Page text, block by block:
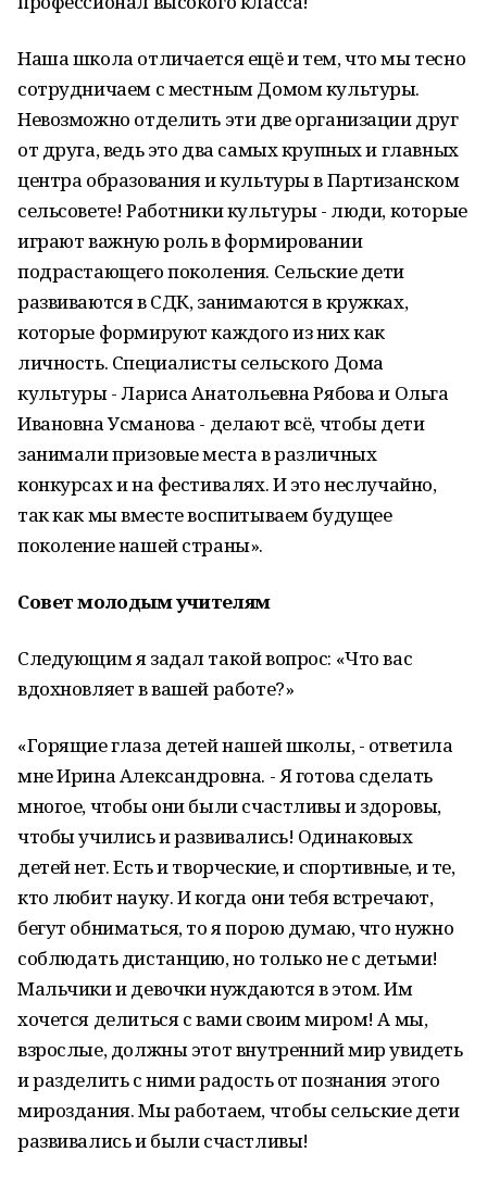
Наша школа отличается ещё и тем, что мы тесно
сотрудничаем с местным Домом культуры.
Невозможно отделить эти две организации друг
от друга, ведь это два самых крупных и главных
центра образования и культуры в Партизанском
сельсовете! Работники культуры - люди, которые
играют важную роль в формировании
подрастающего поколения. Сельские дети
развиваются в СДК, занимаются в кружках,
которые формируют каждого из них как
личность. Специалисты сельского Дома
культуры - Лариса Анатольевна Рябова и Ольга
Ивановна Усманова - делают всё, чтобы дети
занимали призовые места в различных
конкурсах и на фестивалях. И это неслучайно,
так как мы вместе воспитываем будущее
поколение нашей страны».
Совет молодым учителям
Следующим я задал такой вопрос: «Что вас
вдохновляет в вашей работе?»
«Горящие глаза детей нашей школы, - ответила
мне Ирина Александровна. - Я готова сделать
многое, чтобы они были счастливы и здоровы,
чтобы учились и развивались! Одинаковых
детей нет. Есть и творческие, и спортивные, и те,
кто любит науку. И когда они тебя встречают,
бегут обниматься, то я порою думаю, что нужно
соблюдать дистанцию, но только не с детьми!
Мальчики и девочки нуждаются в этом. Им
хочется делиться с вами своим миром! А мы,
взрослые, должны этот внутренний мир увидеть
и разделить с ними радость от познания этого
мироздания. Мы работаем, чтобы сельские дети
развивались и были счастливы!